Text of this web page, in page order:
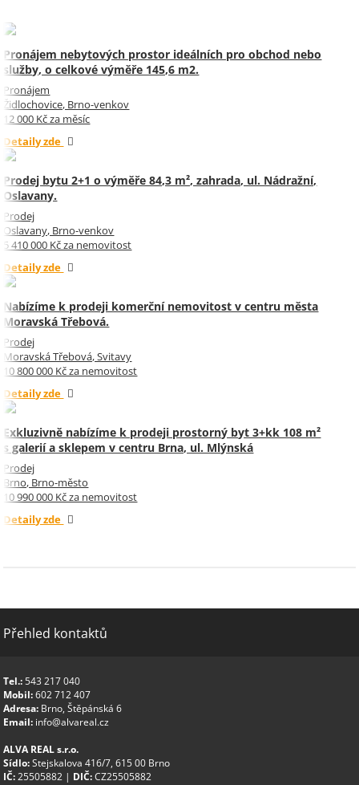
Pronájem nebytových prostor ideálních pro obchod nebo
služby, o celkové výměře 145,6 m2.
Pronájem
Židlochovice, Brno-venkov
12 000 Kč za měsíc
Detaily zde
Prodej bytu 2+1 o výměře 84,3 m², zahrada, ul. Nádražní,
Oslavany.
Prodej
Oslavany, Brno-venkov
5 410 000 Kč za nemovitost
Detaily zde
Nabízíme k prodeji komerční nemovitost v centru města
Moravská Třebová.
Prodej
Moravská Třebová, Svitavy
10 800 000 Kč za nemovitost
Detaily zde
Exkluzivně nabízíme k prodeji prostorný byt 3+kk 108 m²
s galerií a sklepem v centru Brna, ul. Mlýnská
Prodej
Brno, Brno-město
10 990 000 Kč za nemovitost
Detaily zde
Přehled kontaktů
Tel.:543 217 040
Mobil:602 712 407
Adresa: Brno, Štěpánská 6
Email: info@alvareal.cz
ALVA REAL s.r.o.
Sídlo:Stejskalova 416/7, 615 00 Brno
IČ:25505882 | DIČ:CZ25505882